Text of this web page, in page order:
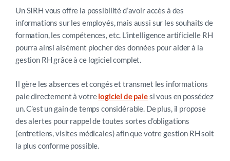
Un SIRH vous offre la possibilité d’avoir accès à des
informations sur les employés, mais aussi sur les souhaits de
formation, les compétences, etc. L’intelligence artificielle RH
pourra ainsi aisément piocher des données pour aider à la
gestion RH grâce à ce logiciel complet.
Il gère les absences et congés et transmet les informations
paie directement à votrelogiciel de paiesi vous en possédez
un. C’est un gain de temps considérable. De plus, il propose
des alertes pour rappel de toutes sortes d’obligations
(entretiens, visites médicales) afin que votre gestion RH soit
la plus conforme possible.